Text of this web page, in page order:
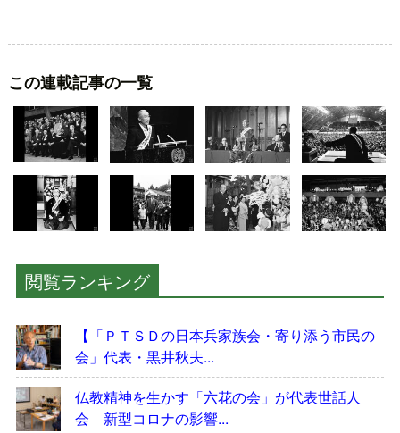
この連載記事の一覧
閲覧ランキング
【「ＰＴＳＤの日本兵家族会・寄り添う市民の
会」代表・黒井秋夫...
仏教精神を生かす「六花の会」が代表世話人
会 新型コロナの影響...